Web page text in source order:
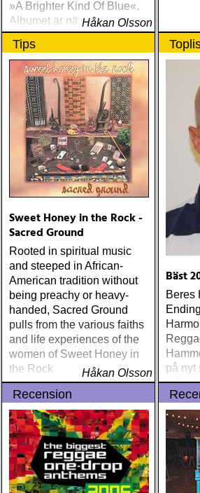
»A Brighter Kind Of Blue«.
Albumet är nära, enkelt och
ärligt och handlar om
upplevelser och historier
från en ung mans liv
Håkan Olsson
Tips
Sweet Honey in the Rock -
Sacred Ground
Rooted in spiritual music
and steeped in African-
American tradition without
being preachy or heavy-
handed, Sacred Ground
pulls from the various faiths
and life experiences of the
women of Sweet Honey in
the Rock
Håkan Olsson
Bäst
Beres
på nyt
Recension